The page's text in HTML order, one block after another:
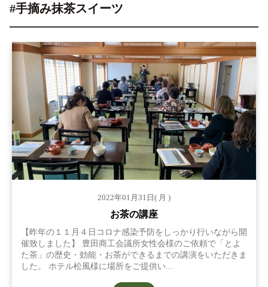
#手摘み抹茶スイーツ
2022年01月31日( 月 )
お茶の講座
【昨年の１１月４日コロナ感染予防をしっかり行いながら開
催致しました】 豊田商工会議所女性会様のご依頼で「とよ
た茶」の歴史・効能・お茶ができるまでの講演をいただきま
した。 ホテル松風様に場所をご提供い...